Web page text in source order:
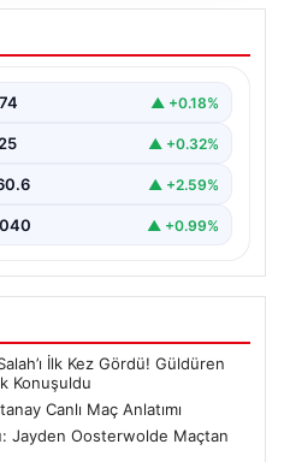
Kostanay Canlı
▲ +0.18%
▲ +0.32%
▲ +2.59%
▲ +0.99%
İlk Kez Gördü! Güldüren
Konuşuldu
Canlı Maç Anlatımı
Jayden Oosterwolde Maçtan